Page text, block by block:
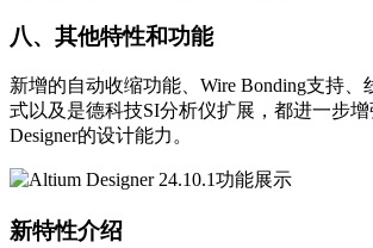
八、其他特性和功能
新增的自动收缩功能、Wire Bonding支持
式以及是德科技SI分析仪扩展，都进一步
Designer的设计能力。
新特性介绍